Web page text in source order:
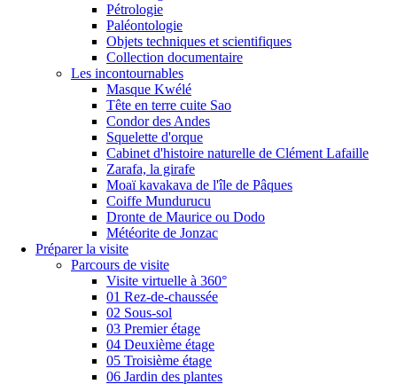
Pétrologie
Paléontologie
Objets techniques et scientifiques
Collection documentaire
Les incontournables
Masque Kwélé
Tête en terre cuite Sao
Condor des Andes
Squelette d'orque
Cabinet d'histoire naturelle de Clément Lafaille
Zarafa, la girafe
Moaï kavakava de l'île de Pâques
Coiffe Mundurucu
Dronte de Maurice ou Dodo
Météorite de Jonzac
Préparer la visite
Parcours de visite
Visite virtuelle à 360°
01 Rez-de-chaussée
02 Sous-sol
03 Premier étage
04 Deuxième étage
05 Troisième étage
06 Jardin des plantes